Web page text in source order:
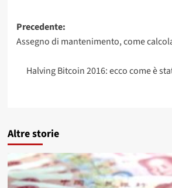
Navigazione
articolo
Precedente:
Assegno di mantenimento, come
Halving Bitcoin 2016: ecco come è
Altre storie